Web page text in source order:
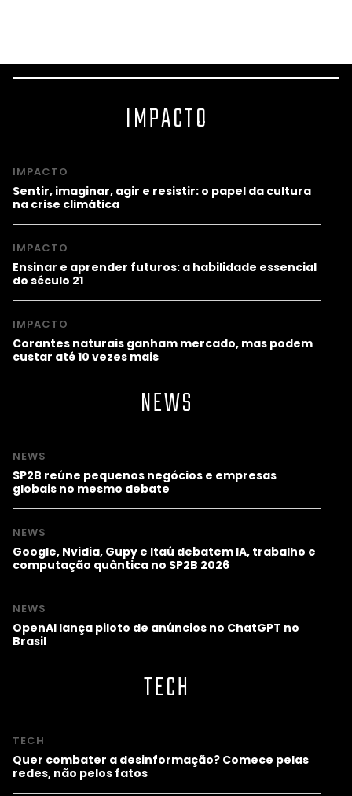
IMPACTO
IMPACTO
Sentir, imaginar, agir e resistir: o papel da cultura
na crise climática
IMPACTO
Ensinar e aprender futuros: a habilidade essencial
do século 21
IMPACTO
Corantes naturais ganham mercado, mas podem
custar até 10 vezes mais
NEWS
NEWS
SP2B reúne pequenos negócios e empresas
globais no mesmo debate
NEWS
Google, Nvidia, Gupy e Itaú debatem IA, trabalho e
computação quântica no SP2B 2026
NEWS
OpenAI lança piloto de anúncios no ChatGPT no
Brasil
TECH
TECH
Quer combater a desinformação? Comece pelas
redes, não pelos fatos